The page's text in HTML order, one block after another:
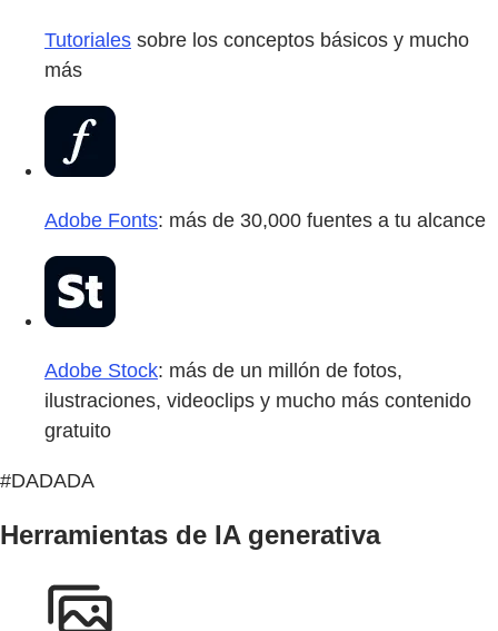
Tutoriales sobre los conceptos básicos y mucho
más
Adobe Fonts: más de 30,000 fuentes a tu alcance
Adobe Stock: más de un millón de fotos,
ilustraciones, videoclips y mucho más contenido
gratuito
#DADADA
Herramientas de IA generativa